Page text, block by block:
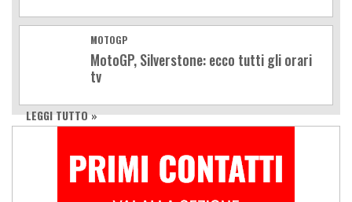
MOTOGP
MotoGP, Silverstone: ecco tutti gli orari
tv
LEGGI TUTTO »